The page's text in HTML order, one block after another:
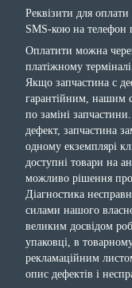
Реквізити для
SMS-кою на телефон
Оплатити можна
платіжному
Якщо запчастина с
гарантійним, нашим
по заміні
дефект, запчастина
одному екземплярі
доступні товари на
можливо рішення
Діагностика
силами нашого
великим досвідом
упаковці, в
рекламаційним
опис дефектів і